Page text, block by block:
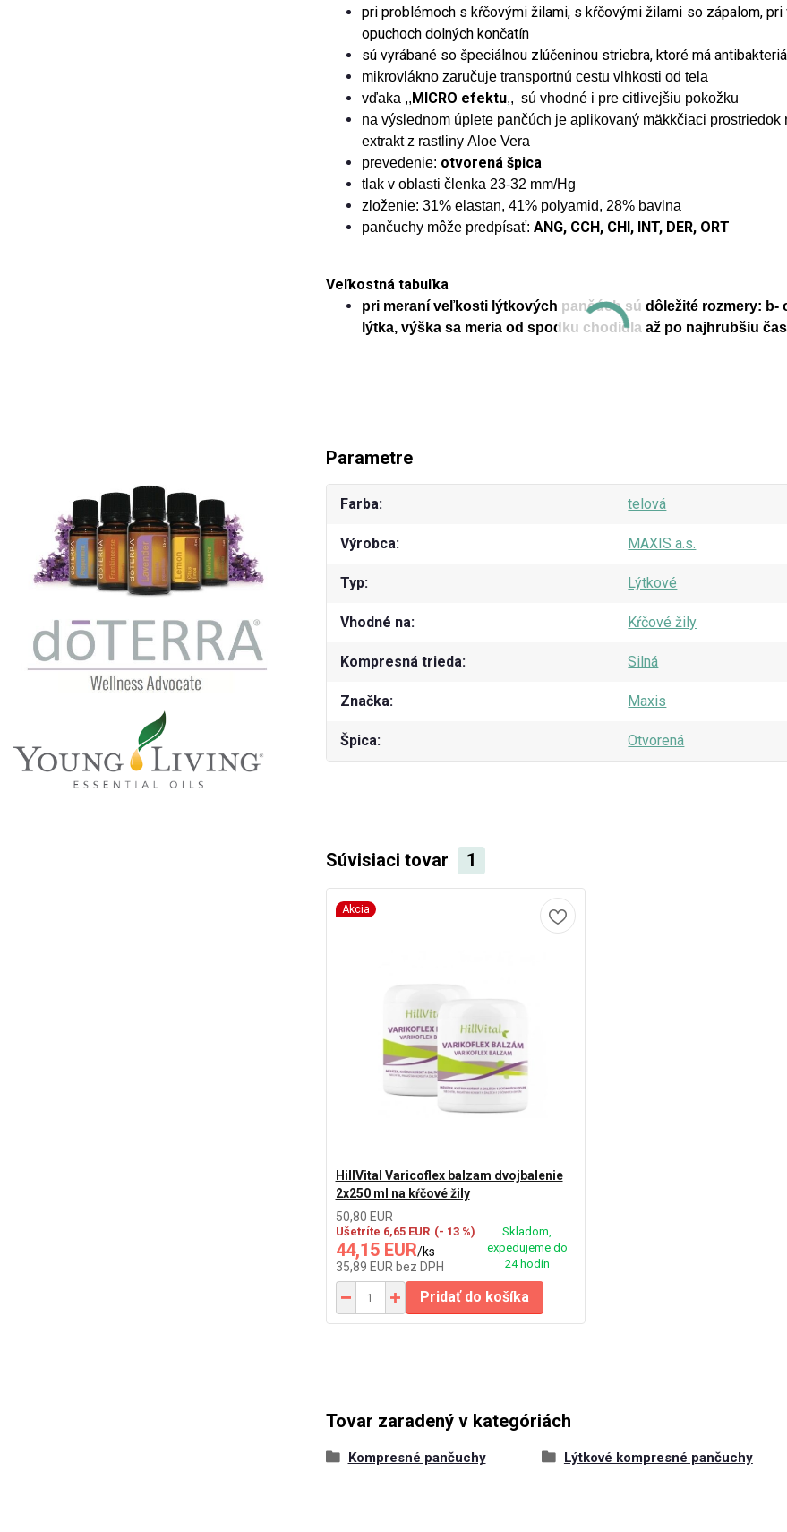
pri problémoch s kŕčovými žilami, s kŕčovými žilami so zápalom,
opuchoch dolných končatín
sú vyrábané so špeciálnou zlúčeninou striebra, ktoré má
mikrovlákno zaručuje transportnú cestu vlhkosti od tela
vďaka ,, MICRO efektu,, sú vhodné i pre citlivejšiu pokožku
na výslednom úplete pančúch je aplikovaný mäkkčiaci
extrakt z rastliny Aloe Vera
prevedenie: otvorená špica
tlak v oblasti členka 23-32 mm/Hg
zloženie: 31% elastan, 41% polyamid, 28% bavlna
pančuchy môže predpísať: ANG, CCH, CHI, INT, DER, ORT
Veľkostná tabuľka
pri meraní veľkosti lýtkových pančúch sú dôležité rozmery:
lýtka, výška sa meria od spodku chodidla až po najhrubšiu
Parametre
Farba telová
Výrobca MAXIS a.s.
Typ Lýtkové
Vhodné na Kŕčové žily
Kompresná trieda Silná
Značka Maxis
Špica Otvorená
Súvisiaci tovar 1
Akcia
HillVital Varicoflex balzam dvojbalenie
2x250 ml na kŕčové žily
50,80 EUR
Ušetríte 6,65 EUR (- 13 %)
44,15 EUR/ks
35,89 EUR bez DPH
Skladom,
expedujeme do
24 hodín
Pridať do košíka
Tovar zaradený v kategóriách
Kompresné pančuchy Lýtkové kompresné pančuchy